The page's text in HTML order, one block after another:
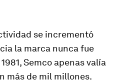
se incrementó
la marca nunca fue
Semco apenas valía
más de mil millones.